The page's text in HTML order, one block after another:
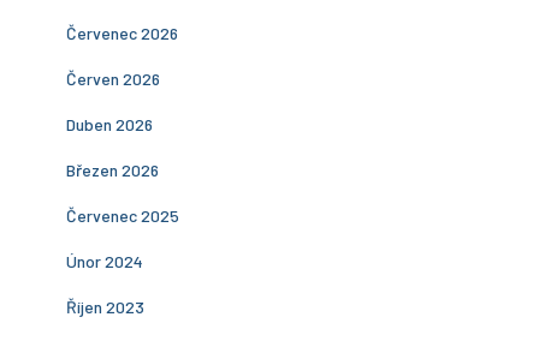
Červenec 2026
Červen 2026
Duben 2026
Březen 2026
Červenec 2025
Únor 2024
Říjen 2023